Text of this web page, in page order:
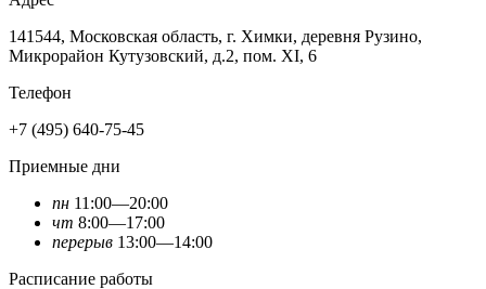
141544, Московская область, г. Химки, деревня Рузино,
Микрорайон Кутузовский, д.2, пом. XI, 6
Телефон
+7 (495) 640-75-45
Приемные дни
пн 11:00—20:00
чт 8:00—17:00
перерыв 13:00—14:00
Расписание работы